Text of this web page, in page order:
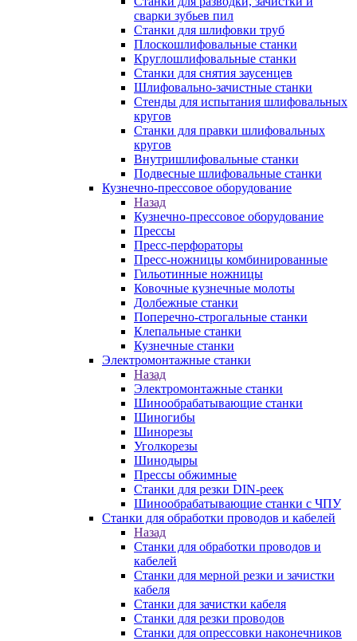
сварки зубьев пил
Станки для шлифовки труб
Плоскошлифовальные станки
Круглошлифовальные станки
Станки для снятия заусенцев
Шлифовально-зачистные станки
Стенды для испытания шлифовальных
кругов
Станки для правки шлифовальных
кругов
Внутришлифовальные станки
Подвесные шлифовальные станки
Кузнечно-прессовое оборудование
Назад
Кузнечно-прессовое оборудование
Прессы
Пресс-перфораторы
Пресс-ножницы комбинированные
Гильотинные ножницы
Ковочные кузнечные молоты
Долбежные станки
Поперечно-строгальные станки
Клепальные станки
Кузнечные станки
Электромонтажные станки
Назад
Электромонтажные станки
Шинообрабатывающие станки
Шиногибы
Шинорезы
Уголкорезы
Шинодыры
Прессы обжимные
Станки для резки DIN-реек
Шинообрабатывающие станки с ЧПУ
Станки для обработки проводов и кабелей
Назад
Станки для обработки проводов и
кабелей
Станки для мерной резки и зачистки
кабеля
Станки для зачистки кабеля
Станки для резки проводов
Станки для опрессовки наконечников